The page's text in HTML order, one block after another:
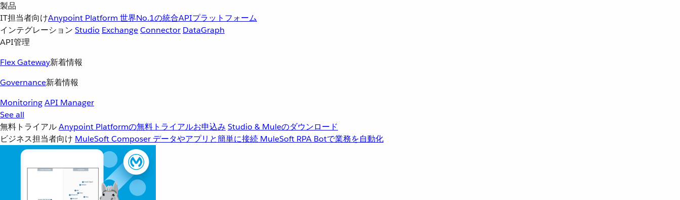
製品
IT担当者向けAnypoint Platform 世界No.1の統合APIプラットフォーム
インテグレーション Studio ExchangeConnector DataGraph
API管理
Flex Gateway新着情報
Governance新着情報
MonitoringAPI Manager
See all
無料トライアルAnypoint Platformの無料トライアルお申込み Studio & Muleのダウンロード
ビジネス担当者向け MuleSoft Composer データやアプリと簡単に接続 MuleSoft RPA Botで業務を自動化